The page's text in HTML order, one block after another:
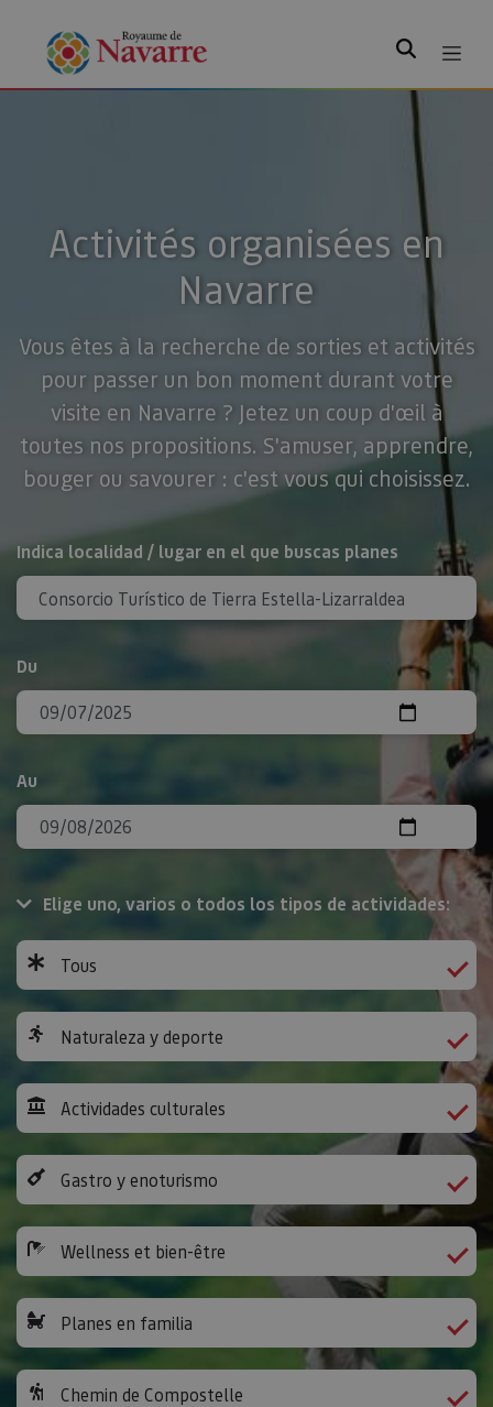
Rechercher
Activités organisées en
Navarre
Vous êtes à la recherche de sorties et activités
pour passer un bon moment durant votre
visite en Navarre ? Jetez un coup d'œil à
toutes nos propositions. S'amuser, apprendre,
bouger ou savourer : c'est vous qui choisissez.
Rechercher
Indica localidad / lugar en el que buscas planes
Du
Au
Elige uno, varios o todos los tipos de actividades:
Tous
Naturaleza y deporte
Actividades culturales
Gastro y enoturismo
Wellness et bien-être
Planes en familia
Chemin de Compostelle